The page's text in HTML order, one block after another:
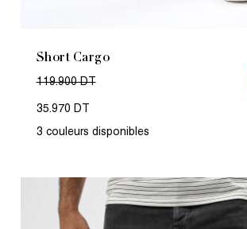
Short Cargo
119.900 DT
35.970 DT
3 couleurs disponibles